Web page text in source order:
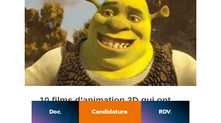
Doc. Candidature. RDV.
10 films d’animation 3D qui ont
marqué l’histoire de leur studio